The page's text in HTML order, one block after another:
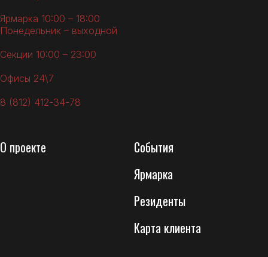
Ярмарка 10:00 – 18:00
Понедельник – выходной
Секции 10:00 – 23:00
Офисы 24\7
8 (812) 412-34-78
О проекте
События
Ярмарка
Резиденты
Карта клиента